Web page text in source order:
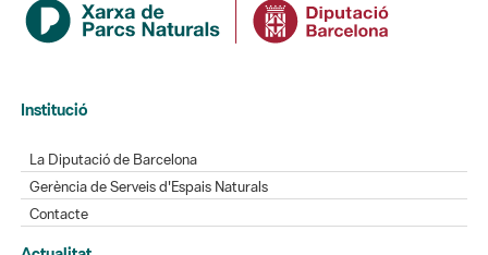
Institució
La Diputació de Barcelona
Gerència de Serveis d'Espais Naturals
Contacte